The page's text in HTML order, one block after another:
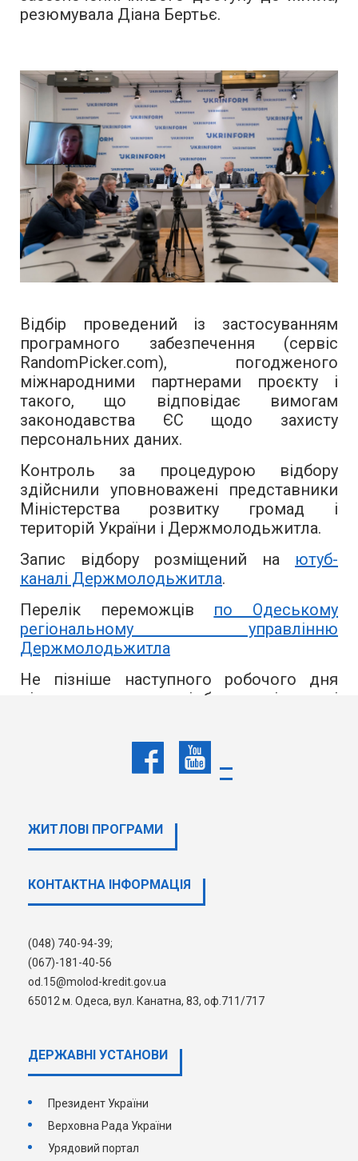
резюмувала Діана Бертьє.
Відбір проведений із застосуванням
програмного забезпечення (сервіс
RandomPicker.com), погодженого
міжнародними партнерами проєкту і
такого, що відповідає вимогам
законодавства ЄС щодо захисту
персональних даних.
Контроль за процедурою відбору
здійснили уповноважені представники
Міністерства розвитку громад і
територій України і Держмолодьжитла.
Запис відбору розміщений на ютуб-
каналі Держмолодьжитла.
Перелік переможців по Одеському
регіональному управлінню
Держмолодьжитла
Не пізніше наступного робочого дня
після проведення відбору регіональні
повідомлять переможців про
необхідність подання документів,
визначених згаданим Порядком.
Держмолодьжитла у Zoom і YouTube
буде проведено консультації для
З умовами програми можна
Держмолодьжитла
ЖИТЛОВІ ПРОГРАМИ
КОНТАКТНА ІНФОРМАЦІЯ
(048) 740-94-39;
(067)-181-40-56
od.15@molod-kredit.gov.ua
65012 м. Одеса, вул. Канатна, 83, оф.711/717
ДЕРЖАВНI УСТАНОВИ
Президент України
Верховна Рада України
Урядовий портал